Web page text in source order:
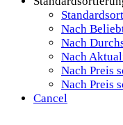
Nach
Nach
Nach
Nach Preis
Nach Preis
Cancel